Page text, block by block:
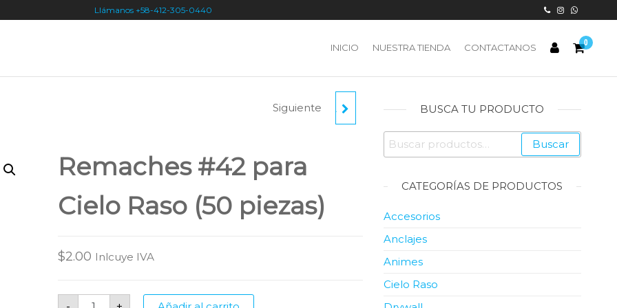
Llámanos +58-412-305-0440
0
INICIO NUESTRA TIENDA CONTACTANOS
REMACHES #42 PARA
(50 PIEZAS)
Siguiente
Remaches #42 para
Cielo Raso (50 piezas)
$2.00 Inlcuye IVA
Remaches
BUSCA TU PRODUCTO
Buscar
por:
Buscar
CATEGORÍAS DE PRODUCTOS
Accesorios
Anclajes
Animes
Cielo Raso